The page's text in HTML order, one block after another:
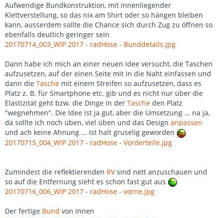
Aufwendige Bundkonstruktion, mit innenliegender
Klettverstellung, so das nix am Shirt oder so hängen bleiben
kann, ausserdem sollte die Chance sich durch Zug zu öffnen so
ebenfalls deutlich geringer sein
20170714_003_WIP 2017 - radHose - Bunddetails.jpg
Dann habe ich mich an einer neuen Idee versucht, die Taschen
aufzusetzen, auf der einen Seite mit in die Naht einfassen und
dann die Tasche mit einem Streifen so aufzusetzen, dass es
Platz z. B. für Smartphone etc. gib und es nicht nur über die
Elastizität geht bzw. die Dinge in der Tasche den Platz
"wegnehmen". Die Idee ist ja gut, aber die Umsetzung ... na ja,
da sollte ich noch üben, viel üben und das Design anpassen
und ach keine Ahnung ... ist halt gruselig geworden
20170715_004_WIP 2017 - radHose - Vorderteile.jpg
Zumindest die reflektierenden RVsind nett anzuschauen und
so auf die Entfernung sieht es schon fast gut aus
20170716_006_WIP 2017 - radHose - vorne.jpg
Der fertige Bund von innen